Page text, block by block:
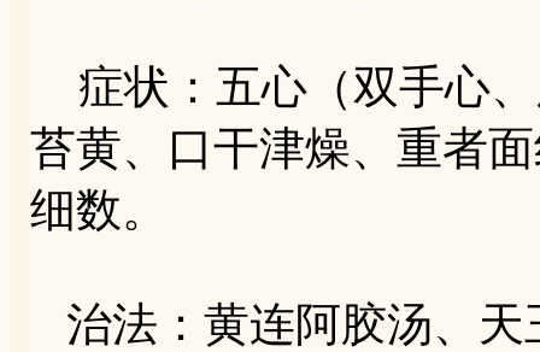
症状：五心（双手心
苔黄、口干津燥、重者
细数。
治法：黄连阿胶汤、天